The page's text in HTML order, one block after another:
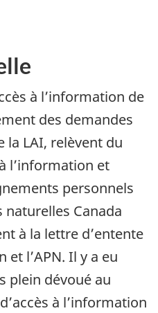
à l’information de
des demandes
la LAI, relèvent du
l’information et
personnels
naturelles Canada
à la lettre d’entente
et l’APN. Il y a eu
plein dévoué au
à l’information